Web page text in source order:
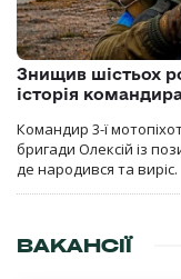
Знищив шістьох
історія
Командир 3-ї
бригади Олексій із
де народився та виріс.
ВАКАНСІЇ